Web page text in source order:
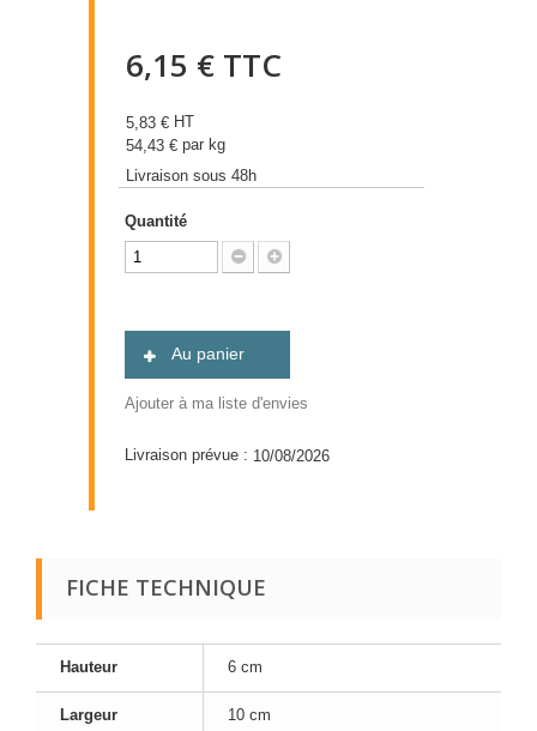
6,15 € TTC
5,83 € HT
54,43 € par kg
Livraison sous 48h
Quantité
Au panier
Ajouter à ma liste d'envies
Livraison prévue : 10/08/2026
FICHE TECHNIQUE
Hauteur 6 cm
Largeur 10 cm